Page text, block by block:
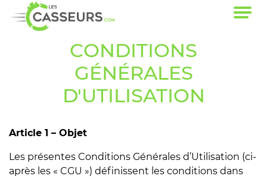
CONDITIONS
GÉNÉRALES
D'UTILISATION
Article 1 – Objet
Les présentes Conditions Générales d’Utilisation (ci-
après les « CGU ») définissent les conditions dans